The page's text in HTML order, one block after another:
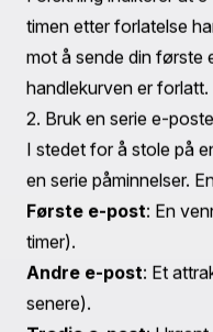
er brukt.
Send en test-e-post:
send en testversjon til
vises i innboksen og for
fungerer som de skal.
Trinn 7: Slå på
Når alt ser bra ut,
begynne å sende ut de
handlekurver.
Beste praksiser for å
forlatte handlekurver